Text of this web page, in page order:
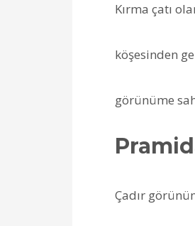
Kırma çatı
köşesinden
görünüme
Çadır